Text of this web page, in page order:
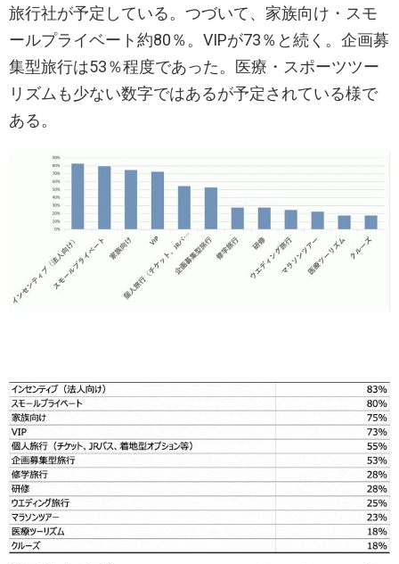
旅行社が予定している。つづいて、家族向け・スモ
ールプライベート約80％。VIPが73％と続く。企画募
集型旅行は53％程度であった。医療・スポーツツー
リズムも少ない数字ではあるが予定されている様で
ある。